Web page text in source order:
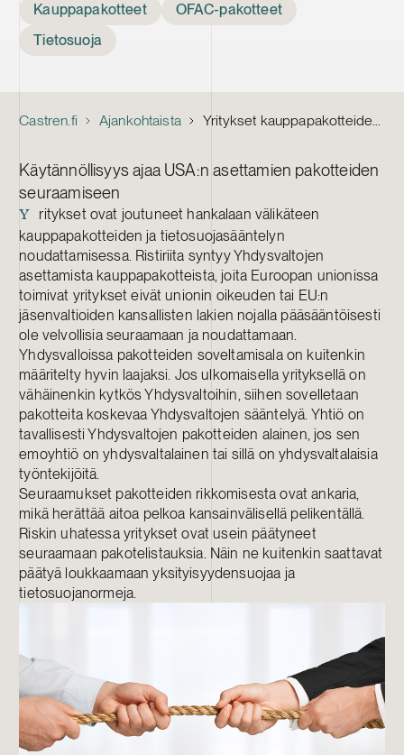
Kauppapakotteet
OFAC-pakotteet
Tietosuoja
Castren.fi Ajankohtaista Yritykset kauppapakotteiden ja tietosuojanormien puristuksessa – miten toimia?
Käytännöllisyys ajaa USA:n asettamien pakotteiden
seuraamiseen
Y
ritykset ovat joutuneet hankalaan välikäteen
kauppapakotteiden ja tietosuojasääntelyn
noudattamisessa. Ristiriita syntyy Yhdysvaltojen
asettamista kauppapakotteista, joita Euroopan unionissa
toimivat yritykset eivät unionin oikeuden tai EU:n
jäsenvaltioiden kansallisten lakien nojalla pääsääntöisesti
ole velvollisia seuraamaan ja noudattamaan.
Yhdysvalloissa pakotteiden soveltamisala on kuitenkin
määritelty hyvin laajaksi. Jos ulkomaisella yrityksellä on
vähäinenkin kytkös Yhdysvaltoihin, siihen sovelletaan
pakotteita koskevaa Yhdysvaltojen sääntelyä. Yhtiö on
tavallisesti Yhdysvaltojen pakotteiden alainen, jos sen
emoyhtiö on yhdysvaltalainen tai sillä on yhdysvaltalaisia
työntekijöitä.
Seuraamukset pakotteiden rikkomisesta ovat ankaria,
mikä herättää aitoa pelkoa kansainvälisellä pelikentällä.
Riskin uhatessa yritykset ovat usein päätyneet
seuraamaan pakotelistauksia. Näin ne kuitenkin saattavat
päätyä loukkaamaan yksityisyydensuojaa ja
tietosuojanormeja.